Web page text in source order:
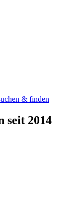
seit 2014